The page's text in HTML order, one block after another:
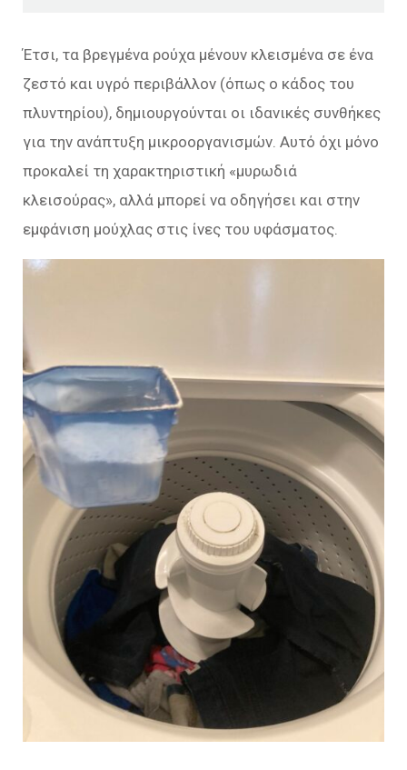
Έτσι, τα βρεγμένα ρούχα μένουν κλεισμένα σε ένα
ζεστό και υγρό περιβάλλον (όπως ο κάδος του
πλυντηρίου), δημιουργούνται οι ιδανικές συνθήκες
για την ανάπτυξη μικροοργανισμών. Αυτό όχι μόνο
προκαλεί τη χαρακτηριστική «μυρωδιά
κλεισούρας», αλλά μπορεί να οδηγήσει και στην
εμφάνιση μούχλας στις ίνες του υφάσματος.